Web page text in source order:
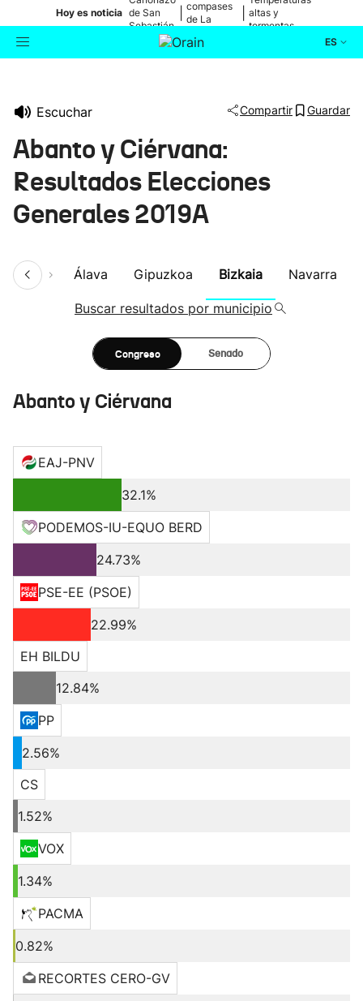
Hoy es noticia de San
Sebastián
compases
de La
altas y
tormentas
ES
Cultura
Ikusmiran
Escuchar Compartir Guardar
Abanto y Ciérvana:
Resultados Elecciones
Generales 2019A
Álava Gipuzkoa Bizkaia Navarra
Buscar resultados por municipio
Congreso Senado
Abanto y Ciérvana
EAJ-PNV
32.1%
PODEMOS-IU-EQUO BERD
24.73%
PSE-EE (PSOE)
22.99%
EH BILDU
12.84%
PP
2.56%
CS
1.52%
VOX
1.34%
PACMA
0.82%
RECORTES CERO-GV